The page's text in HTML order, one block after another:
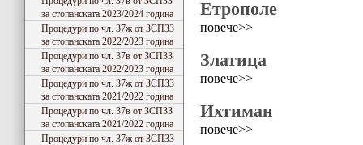
за стопанската 2023/2024 година
Процедури по чл. 37ж от ЗСПЗЗ
за стопанската 2022/2023 година
Процедури по чл. 37в от ЗСПЗЗ
за стопанската 2022/2023 година
Процедури по чл. 37ж от ЗСПЗЗ
за стопанската 2021/2022 година
Процедури по чл. 37в от ЗСПЗЗ
за стопанската 2021/2022 година
Процедури по чл. 37ж от ЗСПЗЗ
Етрополе
повече>>
Златица
повече>>
Ихтиман
повече>>